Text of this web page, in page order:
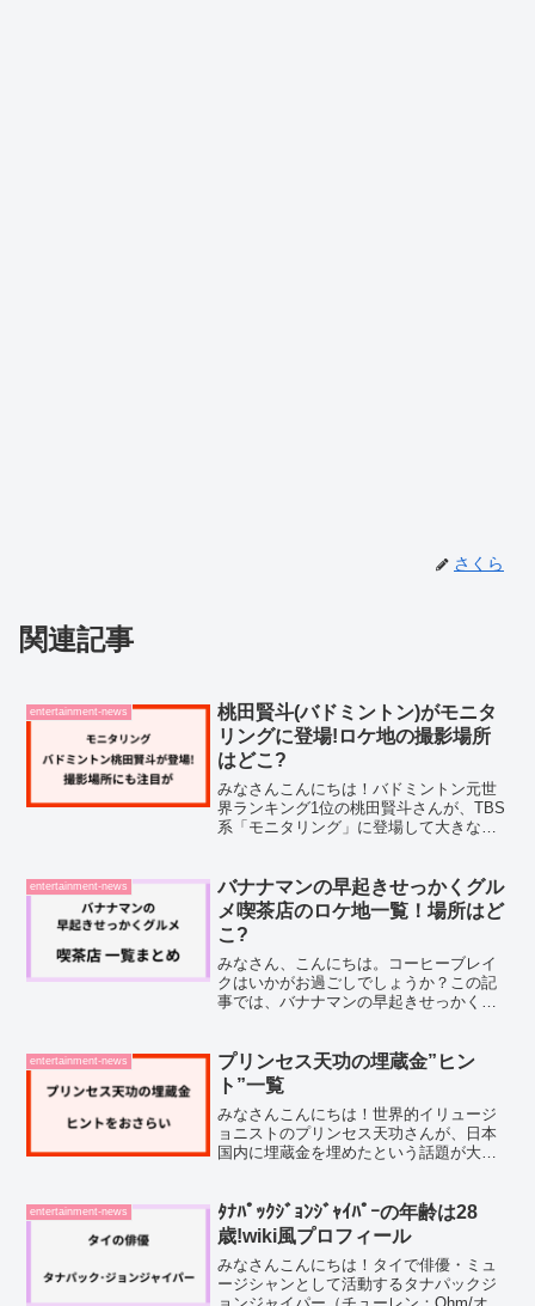
さくら
関連記事
entertainment-news
桃田賢斗(バドミントン)がモニタ
リングに登場!ロケ地の撮影場所
はどこ?
みなさんこんにちは！バドミントン元世
界ランキング1位の桃田賢斗さんが、TBS
系「モニタリング」に登場して大きな話
さんや河合郁人さんとペアを組んでの出
演が注目を集...
entertainment-news
バナナマンの早起きせっかくグル
メ喫茶店のロケ地一覧！場所はど
こ?
みなさん、こんにちは。コーヒーブレイ
クはいかがお過ごしでしょうか？この記
事では、バナナマンの早起きせっかくグ
があったら、ぜひ詳細記事もチェックし
てみてください！【最新回...
entertainment-news
プリンセス天功の埋蔵金”ヒン
ト”一覧
みなさんこんにちは！世界的イリュージ
ョニストのプリンセス天功さんが、日本
国内に埋蔵金を埋めたという話題が大き
いうことで、まさに現代の宝探しとして
話題になっています。そん...
entertainment-news
ﾀﾅﾊﾟｯｸｼﾞｮﾝｼﾞｬｲﾊﾟｰの年齢は28
歳!wiki風プロフィール
みなさんこんにちは！タイで俳優・ミュ
ージシャンとして活動するタナパックジ